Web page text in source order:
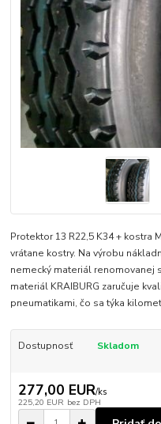
Protektor 13 R22,5 K34 + kostra
vrátane kostry. Na výrobu
nemecký materiál renomovanej
materiál KRAIBURG zaručuje
pneumatikami, čo sa týka
Dostupnosť Skladom
277,00 EUR/ks
225,20 EUR bez DPH